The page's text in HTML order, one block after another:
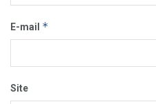
E-mail *
Site